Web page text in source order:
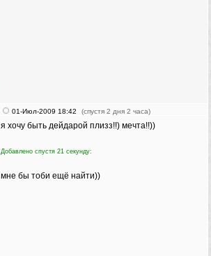
01-Июл-2009 18:42 (спустя 2 дня 2 часа)
я хочу быть дейдарой плизз!!) мечта!!))
Добавлено спустя 21 секунду:
мне бы тоби ещё найти))